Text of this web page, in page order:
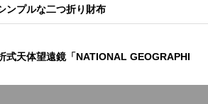
ンプルな二つ折り財布
式天体望遠鏡「NATIONAL GEOGRAPHI